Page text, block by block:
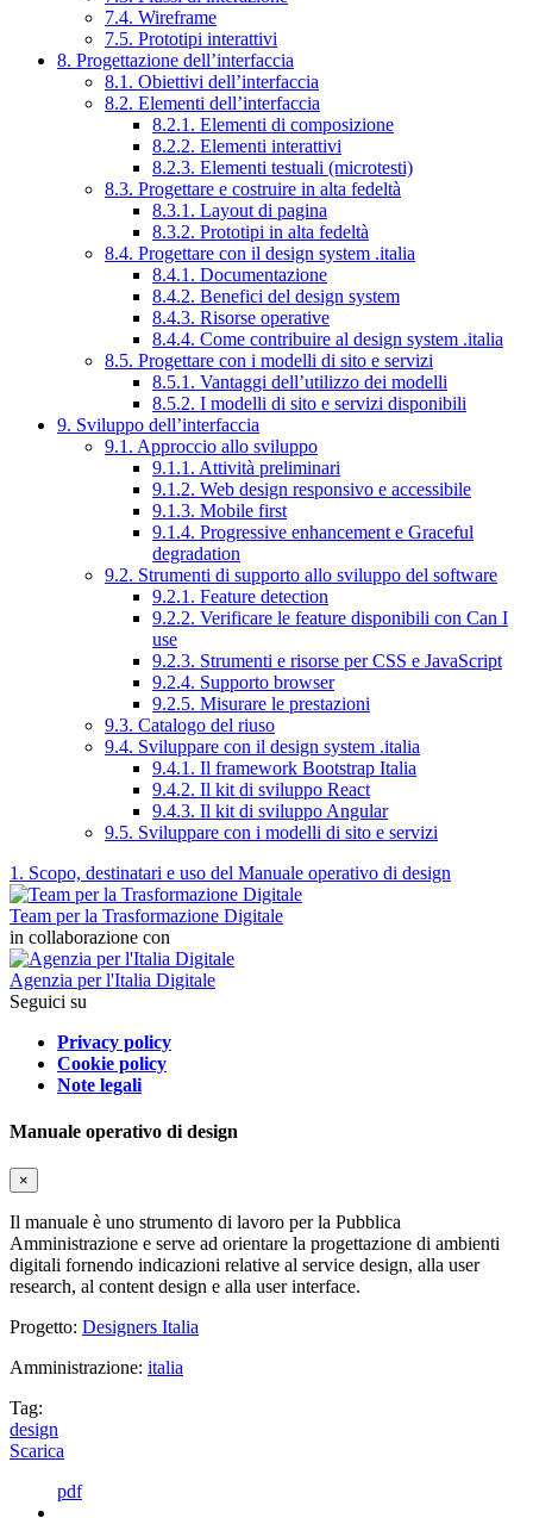
7.4. Wireframe
7.5. Prototipi interattivi
8. Progettazione dell’interfaccia
8.1. Obiettivi dell’interfaccia
8.2. Elementi dell’interfaccia
8.2.1. Elementi di composizione
8.2.2. Elementi interattivi
8.2.3. Elementi testuali (microtesti)
8.3. Progettare e costruire in alta fedeltà
8.3.1. Layout di pagina
8.3.2. Prototipi in alta fedeltà
8.4. Progettare con il design system .italia
8.4.1. Documentazione
8.4.2. Benefici del design system
8.4.3. Risorse operative
8.4.4. Come contribuire al design system .italia
8.5. Progettare con i modelli di sito e servizi
8.5.1. Vantaggi dell’utilizzo dei modelli
8.5.2. I modelli di sito e servizi disponibili
9. Sviluppo dell’interfaccia
9.1. Approccio allo sviluppo
9.1.1. Attività preliminari
9.1.2. Web design responsivo e accessibile
9.1.3. Mobile first
9.1.4. Progressive enhancement e Graceful
degradation
9.2. Strumenti di supporto allo sviluppo del software
9.2.1. Feature detection
9.2.2. Verificare le feature disponibili con Can I
use
9.2.3. Strumenti e risorse per CSS e JavaScript
9.2.4. Supporto browser
9.2.5. Misurare le prestazioni
9.3. Catalogo del riuso
9.4. Sviluppare con il design system .italia
9.4.1. Il framework Bootstrap Italia
9.4.2. Il kit di sviluppo React
9.4.3. Il kit di sviluppo Angular
9.5. Sviluppare con i modelli di sito e servizi
1. Scopo, destinatari e uso del Manuale operativo di design
Team per la Trasformazione Digitale
in collaborazione con
Agenzia per l'Italia Digitale
Seguici su
Privacy policy
Cookie policy
Note legali
Manuale operativo di design
×
Il manuale è uno strumento di lavoro per la Pubblica
Amministrazione e serve ad orientare la progettazione di ambienti
digitali fornendo indicazioni relative al service design, alla user
research, al content design e alla user interface.
Progetto: Designers Italia
Amministrazione: italia
Tag:
design
Scarica
pdf